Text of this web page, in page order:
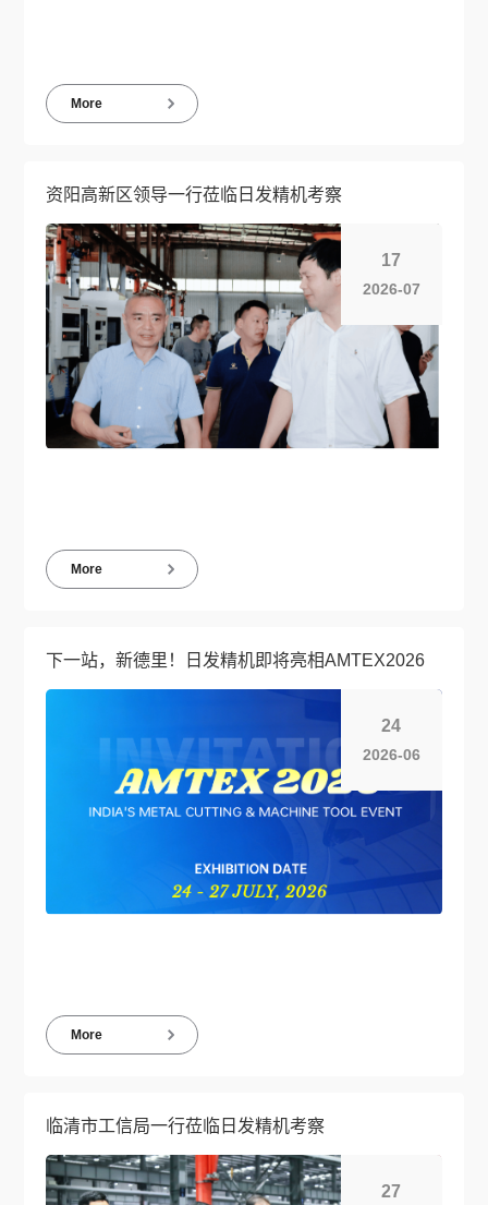
More
资阳高新区领导一行莅临日发精机考察
17
2026-07
More
下一站，新德里！日发精机即将亮相AMTEX2026
24
2026-06
More
临清市工信局一行莅临日发精机考察
27